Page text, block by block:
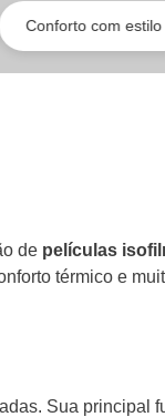
estilo Alta
de películas
térmico e
Sua principal